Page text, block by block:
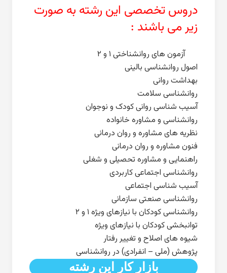
دروس تخصصی این رشته به صورت
زیر می باشند :
آزمون های روانشناختی ۱ و ۲
اصول روانشناسی بالینی
بهداشت روانی
روانشناسی سلامت
آسیب شناسی روانی کودک و نوجوان
روانشناسی و مشاوره خانواده
نظریه های مشاوره و روان درمانی
فنون مشاوره و روان درمانی
راهنمایی و مشاوره تحصیلی و شغلی
روانشناسی اجتماعی کاربردی
آسیب شناسی اجتماعی
روانشناسی صنعتی سازمانی
روانشناسی کودکان با نیازهای ویژه ۱ و ۲
توانبخشی کودکان با نیازهای ویژه
شیوه های اصلاح و تغییر رفتار
پژوهش (ملی – انفرادی) در روانشناسی
بازار کار این رشته